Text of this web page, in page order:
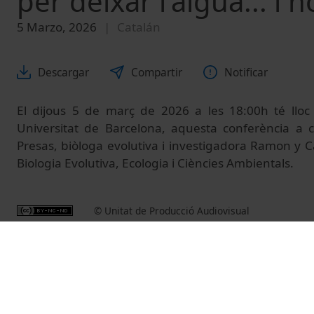
5 Marzo, 2026 Catalán
Descargar Compartir Notificar
El dijous 5 de març de 2026 a les 18:00h té
Universitat de Barcelona, aquesta conferència a
Presas, biòloga evolutiva i investigadora Ramon y
Biologia Evolutiva, Ecologia i Ciències Ambientals.
© Unitat de Producció Audiovisual